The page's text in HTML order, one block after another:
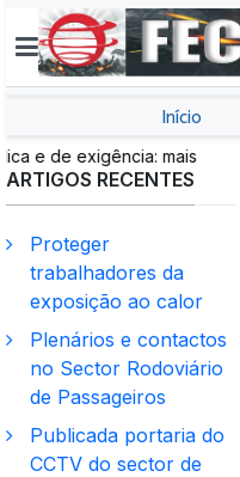
Início
de exigência: mais
e mais SNS
ARTIGOS RECENTES
Proteger
trabalhadores da
exposição ao calor
Plenários e contactos
no Sector Rodoviário
de Passageiros
Publicada portaria do
CCTV do sector de